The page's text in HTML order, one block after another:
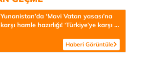
Yunanistan’da ‘Mavi Vatan yasası’na
karşı hamle hazırlığı! ‘Türkiye’ye karşı 4
Haberi Görüntüle